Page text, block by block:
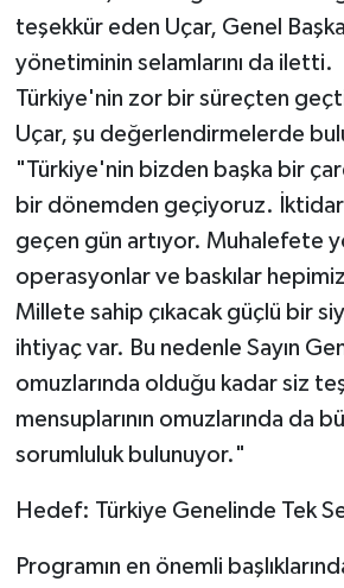
teşekkür eden Uçar, Genel
yönetiminin selamlarını da iletti.
Türkiye'nin zor bir süreçten
Uçar, şu değerlendirmelerde
"Türkiye'nin bizden başka bir
bir dönemden geçiyoruz.
geçen gün artıyor. Muhalefete
operasyonlar ve baskılar
Millete sahip çıkacak güçlü bir
ihtiyaç var. Bu nedenle Sayın
omuzlarında olduğu kadar siz
mensuplarının omuzlarında da
sorumluluk bulunuyor."
Hedef: Türkiye Genelinde Tek
Programın en önemli